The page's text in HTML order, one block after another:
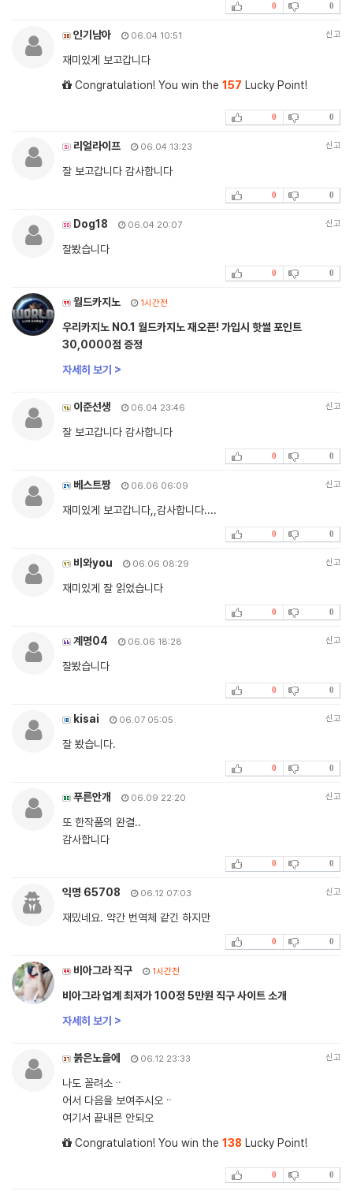
0 0
인기남아 06.04 10:51 신고
재미있게 보고갑니다
Congratulation! You win the 157 Lucky Point!
0 0
리얼라이프 06.04 13:23 신고
잘 보고갑니다 감사합니다
0 0
Dog18 06.04 20:07 신고
잘봤습니다
0 0
월드카지노 1시간전
우리카지노 NO.1 월드카지노 재오픈! 가입시 핫썰 포인트
30,0000점 증정
자세히 보기 >
이준선생 06.04 23:46 신고
잘 보고갑니다 감사합니다
0 0
베스트짱 06.06 06:09 신고
재미있게 보고갑니다,,감사합니다....
0 0
비와you 06.06 08:29 신고
재미있게 잘 읽었습니다
0 0
계명04 06.06 18:28 신고
잘봤습니다
0 0
kisai 06.07 05:05 신고
잘 봤습니다.
0 0
푸른안개 06.09 22:20 신고
또 한작품의 완결..
감사합니다
0 0
익명 65708 06.12 07:03 신고
재밌네요. 약간 번역체 같긴 하지만
0 0
비아그라 직구 1시간전
비아그라 업계 최저가 100정 5만원 직구 사이트 소개
자세히 보기 >
붉은노을에 06.12 23:33 신고
나도 꼴려소ᆢ
어서 다음을 보여주시오ᆢ
여기서 끝내믄 안되오
Congratulation! You win the 138 Lucky Point!
0 0